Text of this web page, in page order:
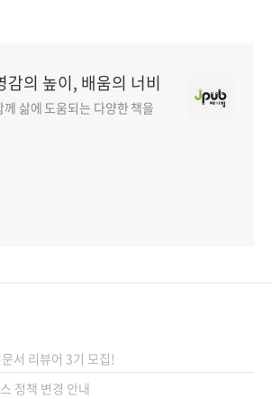
감의 높이, 배움의 너비
삶에 도움되는 다양한 책을
서 리뷰어 3기 모집!
정책 변경 안내